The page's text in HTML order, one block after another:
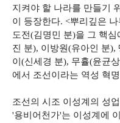
지켜야 할 나라를 만들기
이 등장한다. <뿌리깊은
도전(김명민 분)을 그 핵
진 분), 이방원(유아인 분),
이(신세경 분), 무휼(윤균
에서 조선이라는 역성 혁
조선의 시조 이성계의 성
'용비어천가'는 이성계에